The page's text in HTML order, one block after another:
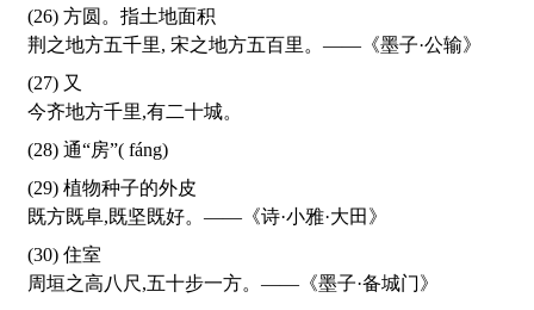
(26) 方圆。指土地面积
荆之地方五千里, 宋之地方五百里。——《墨子·公输》
(27) 又
今齐地方千里,有二十城。
(28) 通“房”( fáng)
(29) 植物种子的外皮
既方既阜,既坚既好。——《诗·小雅·大田》
(30) 住室
周垣之高八尺,五十步一方。——《墨子·备城门》